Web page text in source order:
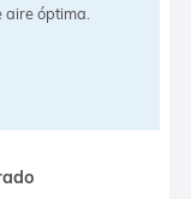
óptima.